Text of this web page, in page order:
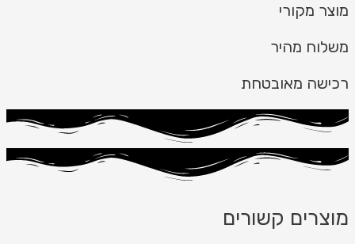
מוצר מקורי
משלוח מהיר
רכישה מאובטחת
מוצרים קשורים